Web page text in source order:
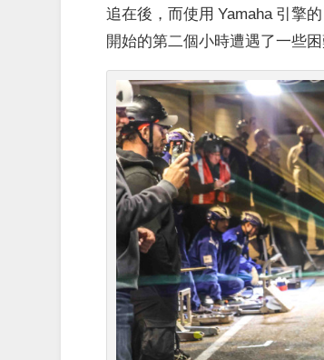
追在後，而使用 Yamaha 引擎
開始的第二個小時遭遇了一些